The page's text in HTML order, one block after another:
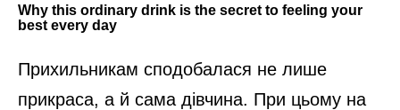
Прихильникам сподобалася не лише
прикраса, а й сама дівчина. При цьому на